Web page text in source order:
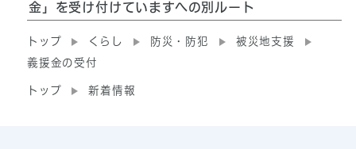
金」を受け付けていますへの別ルート
トップ くらし 防災・防犯
被災地支援
義援金の受付
トップ 新着情報